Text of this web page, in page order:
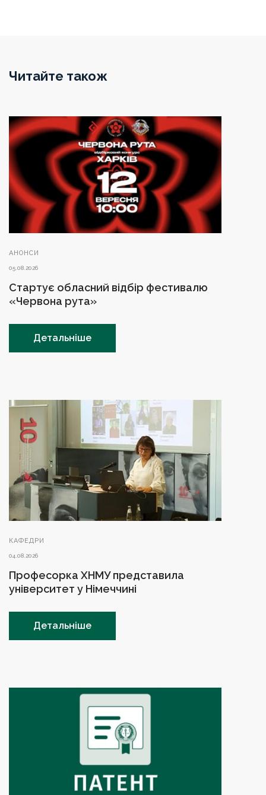
Читайте також
АНОНСИ
05.08.2026
Стартує обласний відбір фестивалю
«Червона рута»
Детальніше
КАФЕДРИ
04.08.2026
Професорка ХНМУ представила
університет у Німеччині
Детальніше